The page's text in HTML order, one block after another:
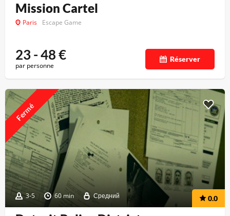
Mission Cartel
Paris Escape Game
23 - 48€
par personne
Réserver
3-5 60 min Средний 0.0
Fermé